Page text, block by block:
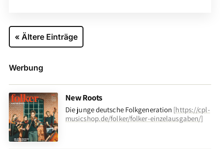
« Ältere Einträge
Werbung
New Roots
Die junge deutsche Folkgeneration [https://cpl-
musicshop.de/folker/folker-einzelausgaben/]